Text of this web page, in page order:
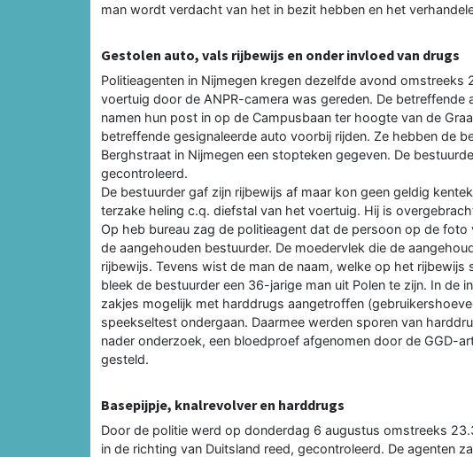
man wordt verdacht van het in bezit hebben en het
Gestolen auto, vals rijbewijs en onder invloed van drugs
Politieagenten in Nijmegen kregen dezelfde avond omstreeks
voertuig door de ANPR-camera was gereden. De betreffende
namen hun post in op de Campusbaan ter hoogte van de
betreffende gesignaleerde auto voorbij rijden. Ze hebben de
Berghstraat in Nijmegen een stopteken gegeven. De
gecontroleerd.
De bestuurder gaf zijn rijbewijs af maar kon geen geldig
terzake heling c.q. diefstal van het voertuig. Hij is
Op heb bureau zag de politieagent dat de persoon op de
de aangehouden bestuurder. De moedervlek die de
rijbewijs. Tevens wist de man de naam, welke op het
bleek de bestuurder een 36-jarige man uit Polen te zijn. In de
zakjes mogelijk met harddrugs aangetroffen
speekseltest ondergaan. Daarmee werden sporen van
nader onderzoek, een bloedproef afgenomen door de GGD-
gesteld.
Basepijpje, knalrevolver en harddrugs
Door de politie werd op donderdag 6 augustus omstreeks
in de richting van Duitsland reed, gecontroleerd. De agenten